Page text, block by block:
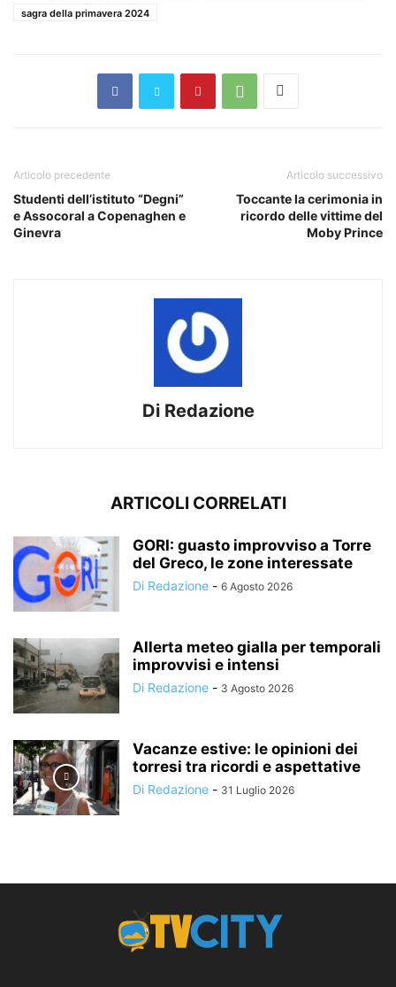
sagra della primavera 2024
Articolo precedente
Studenti dell’istituto “Degni”
e Assocoral a Copenaghen e
Ginevra
Articolo successivo
Toccante la cerimonia in
ricordo delle vittime del
Moby Prince
Di Redazione
ARTICOLI CORRELATI
GORI: guasto improvviso a Torre
del Greco, le zone interessate
Di Redazione - 6 Agosto 2026
Allerta meteo gialla per temporali
improvvisi e intensi
Di Redazione - 3 Agosto 2026
Vacanze estive: le opinioni dei
torresi tra ricordi e aspettative
Di Redazione - 31 Luglio 2026